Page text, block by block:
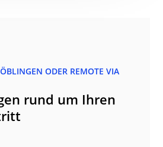
ODER REMOTE VIA
rund um Ihren